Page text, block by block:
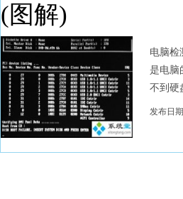
(图解)
电脑检
是电脑
不到硬
发布日期